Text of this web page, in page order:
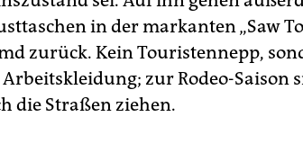
in der markanten „Saw
zurück. Kein Touristennepp,
zur Rodeo-Saison
die Straßen ziehen.